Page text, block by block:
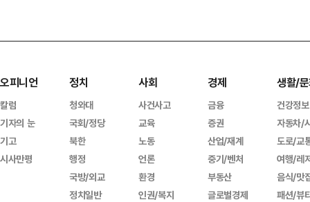
오피니언
칼럼
기자의 눈
기고
시사만평
정치
청와대
국회/정당
북한
행정
국방/외교
정치일반
사회
사건사고
교육
노동
언론
환경
인권/복지
경제
금융
증권
산업/재계
중기/벤처
부동산
글로벌경제
생활/
건강정보
자동차/
도로/교
여행/레
음식/맛
패션/뷰